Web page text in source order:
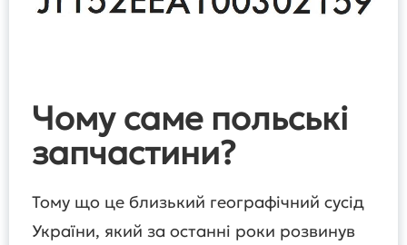
Чому саме польські
запчастини?
Тому що це близький географічний сусід
України, який за останні роки розвинув